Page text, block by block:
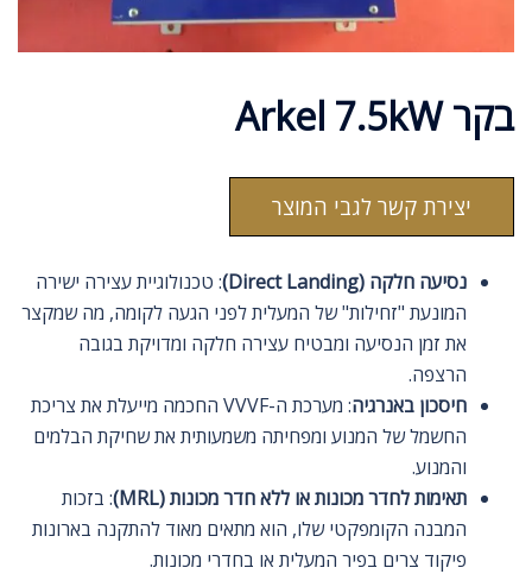
בקר Arkel 7.5kW
יצירת קשר לגבי המוצר
נסיעה חלקה (Direct Landing)
: טכנולוגיית עצירה ישירה
המונעת "זחילות" של המעלית לפני הגעה לקומה, מה שמקצר
את זמן הנסיעה ומבטיח עצירה חלקה ומדויקת בגובה
הרצפה.
חיסכון באנרגיה
: מערכת ה-VVVF החכמה מייעלת את צריכת
החשמל של המנוע ומפחיתה משמעותית את שחיקת הבלמים
והמנוע.
תאימות לחדר מכונות או ללא חדר מכונות (MRL)
: בזכות
המבנה הקומפקטי שלו, הוא מתאים מאוד להתקנה בארונות
פיקוד צרים בפיר המעלית או בחדרי מכונות.